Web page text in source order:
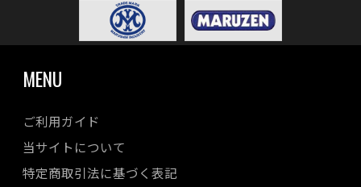
MENU
ご利用ガイド
当サイトについて
特定商取引法に基づく表記